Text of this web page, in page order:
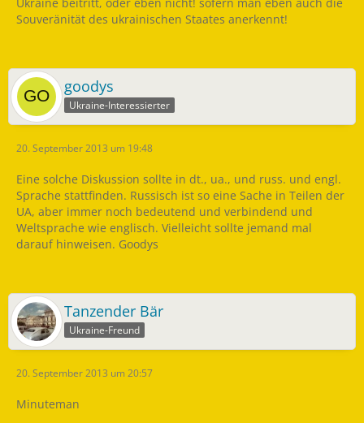
Ukraine beitritt, oder eben nicht! sofern man eben auch die
Souveränität des ukrainischen Staates anerkennt!
goodys
Ukraine-Interessierter
20. September 2013 um 19:48
Eine solche Diskussion sollte in dt., ua., und russ. und engl.
Sprache stattfinden. Russisch ist so eine Sache in Teilen der
UA, aber immer noch bedeutend und verbindend und
Weltsprache wie englisch. Vielleicht sollte jemand mal
darauf hinweisen. Goodys
Tanzender Bär
Ukraine-Freund
20. September 2013 um 20:57
Minuteman